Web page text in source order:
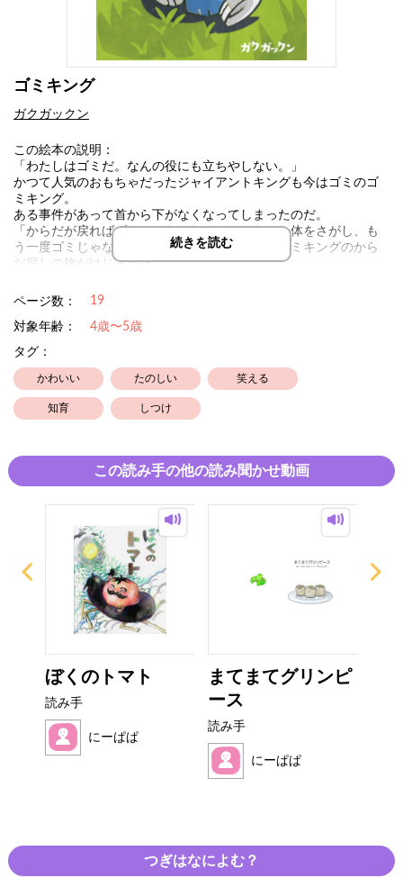
ゴミキング
ガクガックン
この絵本の説明：
「わたしはゴミだ。なんの役にも立ちやしない。」
かつて人気のおもちゃだったジャイアントキングも今はゴミのゴ
ミキング。
ある事件があって首から下がなくなってしまったのだ。
「からだが戻ればゴミじゃなくなる」なくなった体をさがし、も
う一度ゴミじゃない自分に戻りたい。こうしてゴミキングのから
だ探しの旅がはじまった。
続きを読む
ページ数： 19
対象年齢：
4歳〜5歳
タグ：
かわいい たのしい 笑える
知育 しつけ
この読み手の他の読み聞かせ動画
ぼくのトマト
読み手
にーぱぱ
まてまてグリンピ
ース
読み手
にーぱぱ
つぎはなによむ？